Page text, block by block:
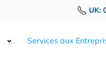
UK:
Services aux